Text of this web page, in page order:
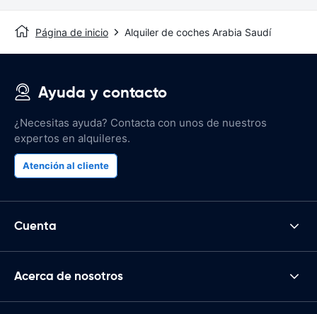
Página de inicio Alquiler de coches Arabia Saudí
Ayuda y contacto
¿Necesitas ayuda? Contacta con unos de nuestros
expertos en alquileres.
Atención al cliente
Cuenta
Acerca de nosotros